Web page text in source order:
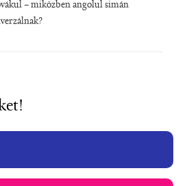
– miközben angolul simán